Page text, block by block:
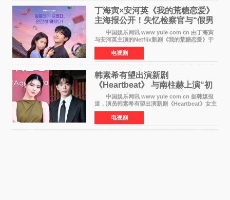
丁海寅×安河英《我的荒糖恋爱》
主海报公开！失忆检察官与“假男
友”同居罗曼史来
中国娱乐网讯 www yule com cn 由丁海寅
与安河英主演的Netflix新剧《我的荒糖恋爱》于
近日公开主海报，正式进入开播倒计时。 海
报中，两人并肩站在充满怀旧气息的九津麦芽村
街道上，丁
电视剧
韩素希有望出演新剧
《Heartbeat》 与南柱赫上演“初
恋归来”奇幻罗曼史
中国娱乐网讯 www yule com cn 据韩媒报
道，演员韩素希有望出演新剧《Heartbeat》女主
角，与南柱赫合作，引发高度关注。 韩素希
在剧中饰演能够看到过去的女人洪莎朗一角，因
初恋的意外
电视剧